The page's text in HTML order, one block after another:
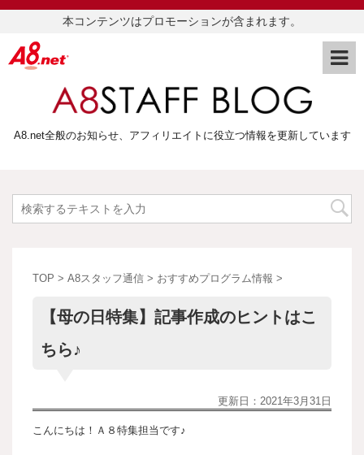
本コンテンツはプロモーションが含まれます。
A8.net全般のお知らせ、アフィリエイトに役立つ情報を更新しています
TOP > A8スタッフ通信 > おすすめプログラム情報 >
【母の日特集】記事作成のヒントはこ
ちら♪
更新日： 2021年3月31日
こんにちは！Ａ８特集担当です♪